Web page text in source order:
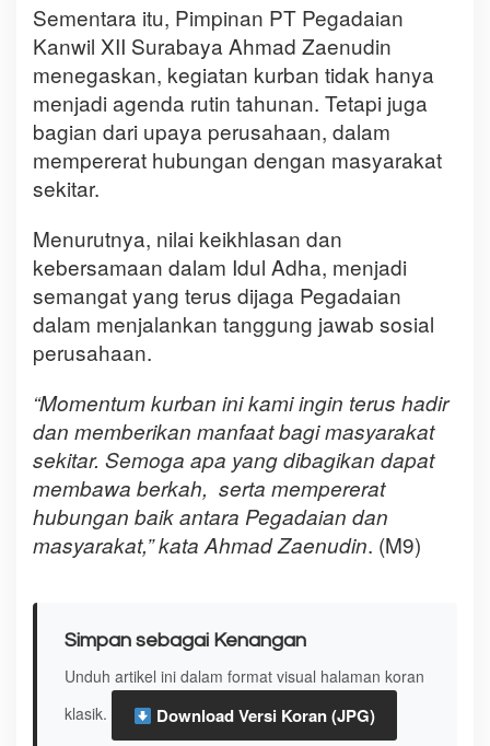
Sementara itu, Pimpinan PT Pegadaian
Kanwil XII Surabaya Ahmad Zaenudin
menegaskan, kegiatan kurban tidak hanya
menjadi agenda rutin tahunan. Tetapi juga
bagian dari upaya perusahaan, dalam
mempererat hubungan dengan masyarakat
sekitar.
Menurutnya, nilai keikhlasan dan
kebersamaan dalam Idul Adha, menjadi
semangat yang terus dijaga Pegadaian
dalam menjalankan tanggung jawab sosial
perusahaan.
“Momentum kurban ini kami ingin terus hadir
dan memberikan manfaat bagi masyarakat
sekitar. Semoga apa yang dibagikan dapat
membawa berkah, serta mempererat
hubungan baik antara Pegadaian dan
masyarakat,” kata Ahmad Zaenudin. (M9)
Simpan sebagai Kenangan
Unduh artikel ini dalam format visual halaman koran
klasik.
Download Versi Koran (JPG)